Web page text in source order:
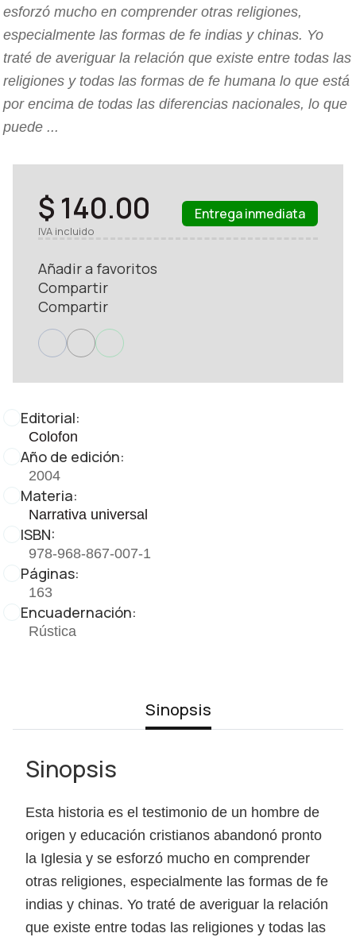
esforzó mucho en comprender otras religiones,
especialmente las formas de fe indias y chinas. Yo
traté de averiguar la relación que existe entre todas las
religiones y todas las formas de fe humana lo que está
por encima de todas las diferencias nacionales, lo que
puede ...
Editorial:
Colofon
Año de edición:
2004
Materia:
Narrativa universal
ISBN:
978-968-867-007-1
Páginas:
163
Encuadernación:
Rústica
$ 140.00
IVA incluido
Entrega inmediata
Añadir a favoritos
Compartir
Compartir
Sinopsis
Sinopsis
Esta historia es el testimonio de un hombre de
origen y educación cristianos abandonó pronto
la Iglesia y se esforzó mucho en comprender
otras religiones, especialmente las formas de fe
indias y chinas. Yo traté de averiguar la relación
que existe entre todas las religiones y todas las